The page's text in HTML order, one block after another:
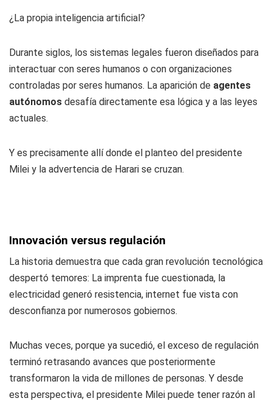
¿La propia inteligencia artificial?
Durante siglos, los sistemas legales fueron diseñados para
interactuar con seres humanos o con organizaciones
controladas por seres humanos. La aparición de agentes
autónomos desafía directamente esa lógica y a las leyes
actuales.
Y es precisamente allí donde el planteo del presidente
Milei y la advertencia de Harari se cruzan.
Innovación versus regulación
La historia demuestra que cada gran revolución tecnológica
despertó temores: La imprenta fue cuestionada, la
electricidad generó resistencia, internet fue vista con
desconfianza por numerosos gobiernos.
Muchas veces, porque ya sucedió, el exceso de regulación
terminó retrasando avances que posteriormente
transformaron la vida de millones de personas. Y desde
esta perspectiva, el presidente Milei puede tener razón al